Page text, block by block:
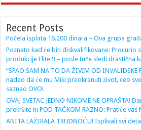
Recent Posts
Počela isplata 16.200 dinara – Ova grupa
Poznato kad će biti diskvalifikovane:
produkcije Elite 9 – posle tuče sledi drastična
“SPAO SAM NA TO DA ŽIVIM OD INVALIDSKE
nadao da će mu Miki preokrenuti život, ceo
saznao OVO!
OVAJ SVETAC JEDNO NIKOME NE OPRAŠTA!
prekršite ni POD TAČKOM RAZNO: Pratiće vas
ANITA LAŽIRALA TRUDNOĆU! Isplivali svi